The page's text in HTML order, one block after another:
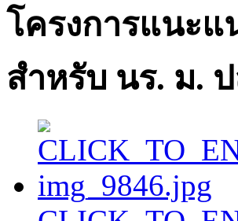
โครงการแนะ
สำหรับ นร. ม.